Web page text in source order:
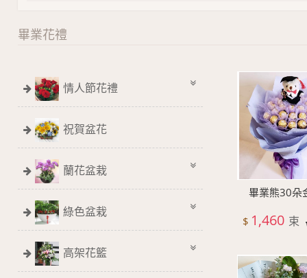
畢業花禮
情人節花禮
祝賀盆花
蘭花盆栽
綠色盆栽
高架花籃
畢業熊30朵
$ 1,460 束